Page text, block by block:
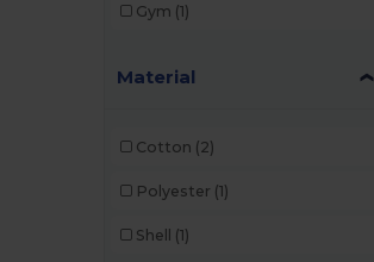
Craghoppers
Gym (1)
Material
Cotton (2)
Polyester (1)
Shell (1)